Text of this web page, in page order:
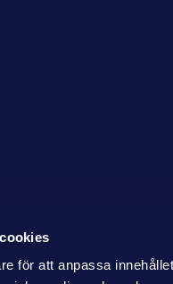
för att anpassa